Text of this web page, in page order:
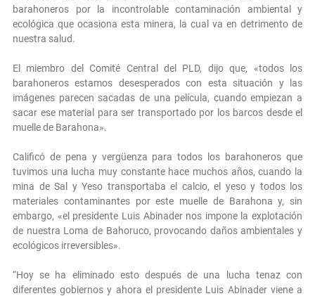
barahoneros por la incontrolable contaminación ambiental y
ecológica que ocasiona esta minera, la cual va en detrimento de
nuestra salud.
El miembro del Comité Central del PLD, dijo que, «todos los
barahoneros estamos desesperados con esta situación y las
imágenes parecen sacadas de una película, cuando empiezan a
sacar ese material para ser transportado por los barcos desde el
muelle de Barahona».
Calificó de pena y vergüenza para todos los barahoneros que
tuvimos una lucha muy constante hace muchos años, cuando la
mina de Sal y Yeso transportaba el calcio, el yeso y todos los
materiales contaminantes por este muelle de Barahona y, sin
embargo, «el presidente Luis Abinader nos impone la explotación
de nuestra Loma de Bahoruco, provocando daños ambientales y
ecológicos irreversibles».
“Hoy se ha eliminado esto después de una lucha tenaz con
diferentes gobiernos y ahora el presidente Luis Abinader viene a